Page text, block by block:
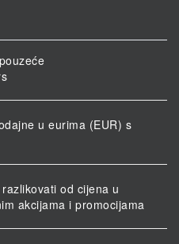
u eurima (EUR) s
od cijena u
akcijama i promocijama